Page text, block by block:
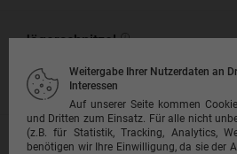
Jägerschnitzel
19,90 €
Milanese impanada
Weitergabe Ihrer Nutzerdaten an
Interessen
Auf unserer Seite kommen
und Dritten zum Einsatz. Für alle nicht
(z.B. für Statistik, Tracking, Analytics,
benötigen wir Ihre Einwilligung, da sie der